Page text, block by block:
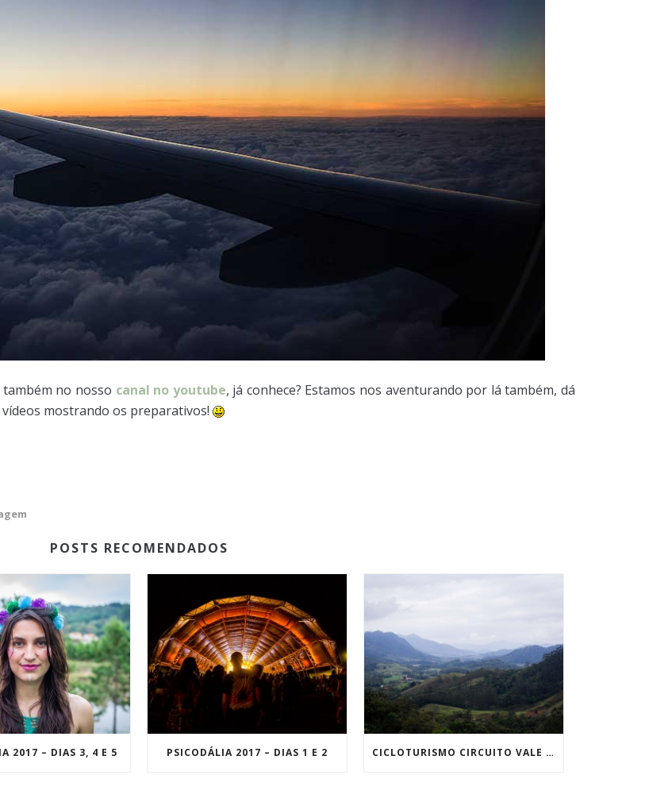
no nosso canal no youtube, já conhece? Estamos nos aventurando por lá também, dá
mostrando os preparativos!
POSTS RECOMENDADOS
2017 – DIAS 3, 4 E 5 PSICODÁLIA 2017 – DIAS 1 E 2 CICLOTURISMO CIRCUITO VALE EUROPEU – DIA 05 DE 05